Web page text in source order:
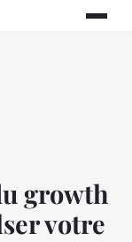
growth
votre